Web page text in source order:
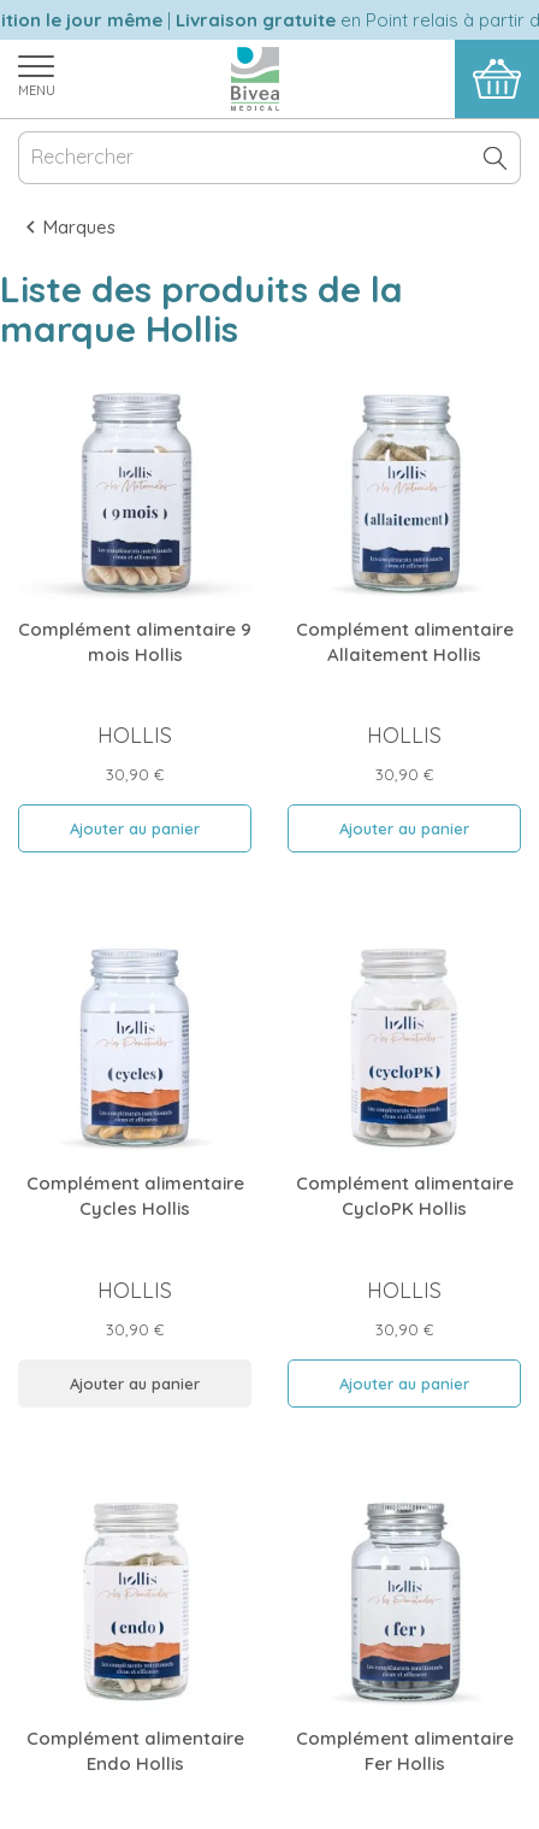
le jour même|Livraison gratuiteen Point relais à partir de
MENU
Marques
Liste des produits de la
marque Hollis
Complément alimentaire 9
mois Hollis
HOLLIS
Prix
30,90 €
Ajouter au panier
Complément alimentaire
Allaitement Hollis
HOLLIS
Prix
30,90 €
Ajouter au panier
Complément alimentaire
Cycles Hollis
HOLLIS
Prix
30,90 €
Ajouter au panier
Complément alimentaire
CycloPK Hollis
HOLLIS
Prix
30,90 €
Ajouter au panier
Complément alimentaire
Endo Hollis
Complément alimentaire
Fer Hollis